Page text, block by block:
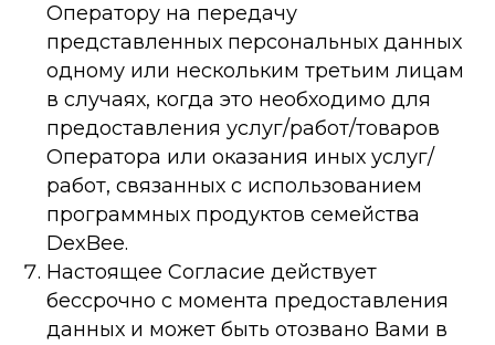
Оператору на передачу
представленных персональных данных
одному или нескольким третьим лицам
в случаях, когда это необходимо для
предоставления услуг/работ/товаров
Оператора или оказания иных услуг/
работ, связанных с использованием
программных продуктов семейства
DexBee.
Настоящее Согласие действует
бессрочно с момента предоставления
данных и может быть отозвано Вами в